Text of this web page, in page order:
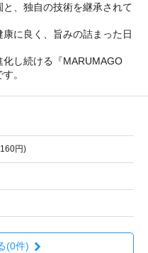
、独自の技術を継承されて
に良く、旨みの詰まった日
し続ける『MARUMAGO
。
円)
(0件)